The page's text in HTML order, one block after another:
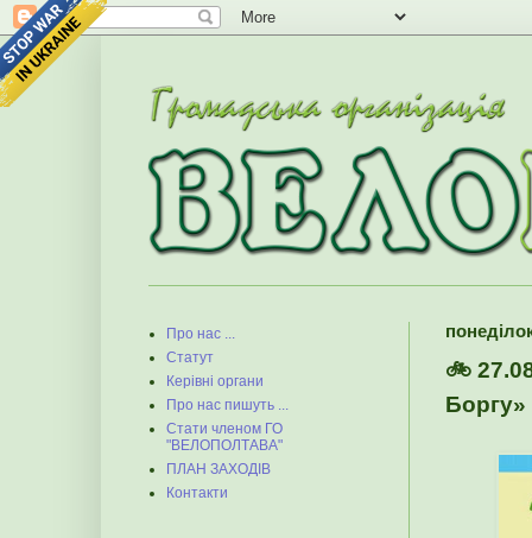
🚲
Боргу»
Про нас ...
Статут
Керівні органи
Про нас пишуть ...
Стати членом ГО
"ВЕЛОПОЛТАВА"
ПЛАН ЗАХОДІВ
Контакти